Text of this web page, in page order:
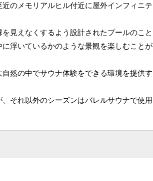
のメモリアルヒル付近に屋外インフィニテ
見えなくするよう設計されたプールのこと
浮いているかのような景観を楽しむことが
然の中でサウナ体験をできる環境を提供す
それ以外のシーズンはバレルサウナで使用